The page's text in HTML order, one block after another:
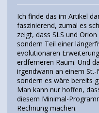
Ich finde das im Artikel
faszinierend, zumal es
zeigt, dass SLS und
sondern Teil einer
evolutionären
erdferneren Raum. Und
irgendwann an einem
sondern es wäre bereits
Man kann nur hoffen,
diesem Minimal-
Rechnung machen.